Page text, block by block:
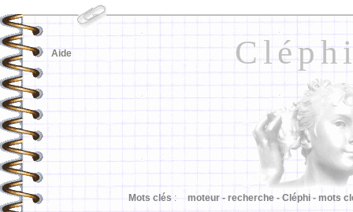
Aide
Mots clés : moteur - recherche - Cléphi - mots